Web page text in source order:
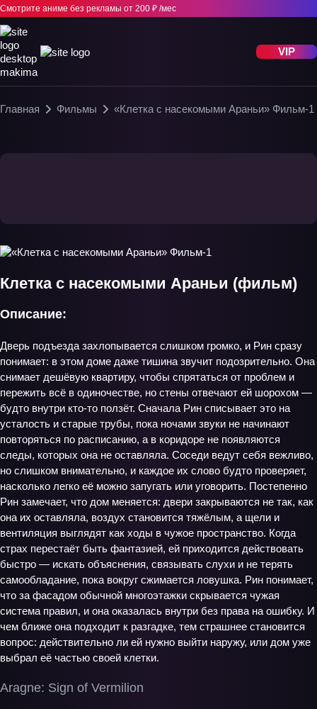
Смотрите аниме без рекламы от 200 ₽ /мес
VIP
Главная Фильмы «Клетка с насекомыми Араньи» Фильм-1
Клетка с насекомыми Араньи (фильм)
Aragne: Sign of Vermilion
Описание:
Дверь подъезда захлопывается слишком громко, и Рин сразу
понимает: в этом доме даже тишина звучит подозрительно. Она
снимает дешёвую квартиру, чтобы спрятаться от проблем и
пережить всё в одиночестве, но стены отвечают ей шорохом —
будто внутри кто‑то ползёт. Сначала Рин списывает это на
усталость и старые трубы, пока ночами звуки не начинают
повторяться по расписанию, а в коридоре не появляются
следы, которых она не оставляла. Соседи ведут себя вежливо,
но слишком внимательно, и каждое их слово будто проверяет,
насколько легко её можно запугать или уговорить. Постепенно
Рин замечает, что дом меняется: двери закрываются не так, как
она их оставляла, воздух становится тяжёлым, а щели и
вентиляция выглядят как ходы в чужое пространство. Когда
страх перестаёт быть фантазией, ей приходится действовать
быстро — искать объяснения, связывать слухи и не терять
самообладание, пока вокруг сжимается ловушка. Рин понимает,
что за фасадом обычной многоэтажки скрывается чужая
система правил, и она оказалась внутри без права на ошибку. И
чем ближе она подходит к разгадке, тем страшнее становится
вопрос: действительно ли ей нужно выйти наружу, или дом уже
выбрал её частью своей клетки.